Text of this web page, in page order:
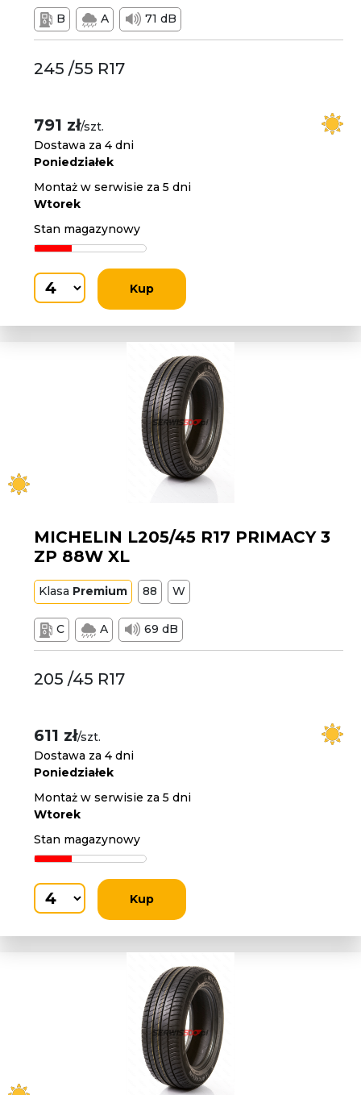
B A 71 dB
245 /55 R17
791 zł/szt.
Dostawa za 4 dni
Poniedziałek
Montaż w serwisie za 5 dni
Wtorek
Stan magazynowy
Kup
MICHELIN L205/45 R17 PRIMACY 3
ZP 88W XL
Klasa Premium 88 W
C A 69 dB
205 /45 R17
611 zł/szt.
Dostawa za 4 dni
Poniedziałek
Montaż w serwisie za 5 dni
Wtorek
Stan magazynowy
Kup